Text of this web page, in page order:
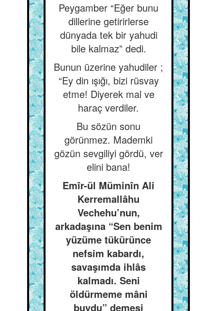
Peygamber “Eğer bunu
dillerine getirirlerse
dünyada tek bir yahudi
bile kalmaz” dedi.
Bunun üzerine yahudiler ;
“Ey din ışığı, bizi rüsvay
etme! Diyerek mal ve
haraç verdiler.
Bu sözün sonu
görünmez. Mademki
gözün sevgiliyi gördü, ver
elini bana!
Emîr-ül Müminîn Ali
Kerremallâhu
Vechehu’nun,
arkadaşına “Sen benim
yüzüme tükürünce
nefsim kabardı,
savaşımda ihlâs
kalmadı. Seni
öldürmeme mâni
buydu” demesi